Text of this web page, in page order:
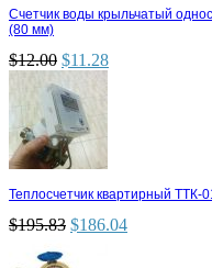
Счетчик воды крыльчатый
(80 мм)
$12.00 $11.28
Теплосчетчик квартирный
$195.83 $186.04